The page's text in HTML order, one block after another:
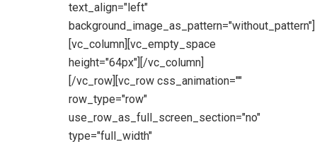
text_align="left"
background_image_as_pattern="without_pattern"]
[vc_column][vc_empty_space
height="64px"][/vc_column]
[/vc_row][vc_row css_animation=""
row_type="row"
use_row_as_full_screen_section="no"
type="full_width"